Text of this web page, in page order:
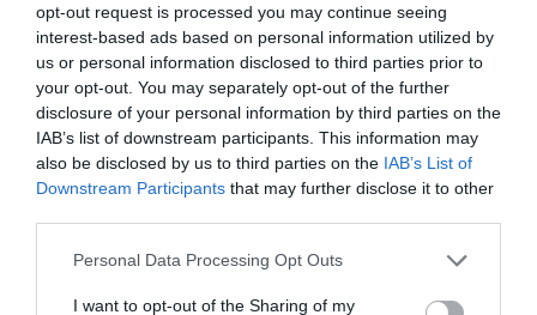
opt-out request is processed you may continue seeing
interest-based ads based on personal information utilized by
us or personal information disclosed to third parties prior to
your opt-out. You may separately opt-out of the further
disclosure of your personal information by third parties on the
IAB’s list of downstream participants. This information may
also be disclosed by us to third parties on the IAB’s List of
Downstream Participants that may further disclose it to other
Please note that this website/app uses one or more Google
not limited to your visit or usage behaviour. You may click to
Personal Data Processing Opt Outs
I want to opt-out of the Sharing of my